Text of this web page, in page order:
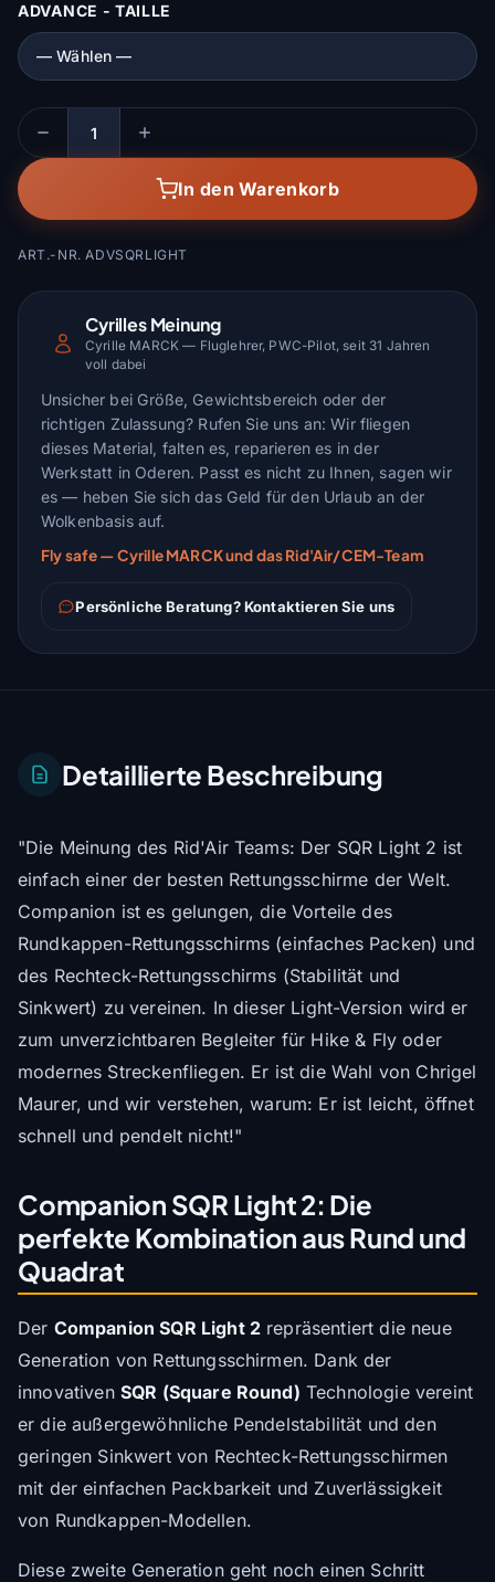
ADVANCE - TAILLE
Menge
In den Warenkorb
ART.-NR. ADVSQRLIGHT
Cyrilles Meinung
Cyrille MARCK — Fluglehrer, PWC-Pilot, seit 31 Jahren
voll dabei
Unsicher bei Größe, Gewichtsbereich oder der
richtigen Zulassung? Rufen Sie uns an: Wir fliegen
dieses Material, falten es, reparieren es in der
Werkstatt in Oderen. Passt es nicht zu Ihnen, sagen wir
es — heben Sie sich das Geld für den Urlaub an der
Wolkenbasis auf.
Fly safe — Cyrille MARCK und das Rid'Air/CEM-Team
Persönliche Beratung? Kontaktieren Sie uns
Detaillierte Beschreibung
"Die Meinung des Rid'Air Teams: Der SQR Light 2 ist
einfach einer der besten Rettungsschirme der Welt.
Companion ist es gelungen, die Vorteile des
Rundkappen-Rettungsschirms (einfaches Packen) und
des Rechteck-Rettungsschirms (Stabilität und
Sinkwert) zu vereinen. In dieser Light-Version wird er
zum unverzichtbaren Begleiter für Hike & Fly oder
modernes Streckenfliegen. Er ist die Wahl von Chrigel
Maurer, und wir verstehen, warum: Er ist leicht, öffnet
schnell und pendelt nicht!"
Companion SQR Light 2: Die
perfekte Kombination aus Rund und
Quadrat
Der Companion SQR Light 2 repräsentiert die neue
Generation von Rettungsschirmen. Dank der
innovativen SQR (Square Round) Technologie vereint
er die außergewöhnliche Pendelstabilität und den
geringen Sinkwert von Rechteck-Rettungsschirmen
mit der einfachen Packbarkeit und Zuverlässigkeit
von Rundkappen-Modellen.
Diese zweite Generation geht noch einen Schritt